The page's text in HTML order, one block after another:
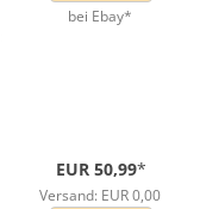
bei Ebay*
EUR 50,99*
Versand: EUR 0,00